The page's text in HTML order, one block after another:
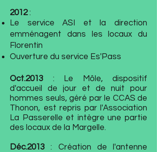
2012:
Le service ASI et la direction
emménagent dans les locaux du
Florentin
Ouverture du service Es'Pass
Oct.2013 : Le Môle, dispositif
d'accueil de jour et de nuit pour
hommes seuls, géré par le CCAS de
Thonon, est repris par l'Association
La Passerelle et intègre une partie
des locaux de la Margelle.
Déc.2013 : Création de l'antenne